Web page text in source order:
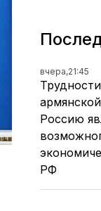
вчера,21:45
Россию
РФ